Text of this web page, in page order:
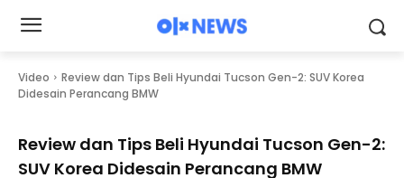
Video
Review dan Tips Beli Hyundai Tucson Gen-2: SUV Korea
Didesain Perancang BMW
Review dan Tips Beli Hyundai Tucson Gen-2:
SUV Korea Didesain Perancang BMW